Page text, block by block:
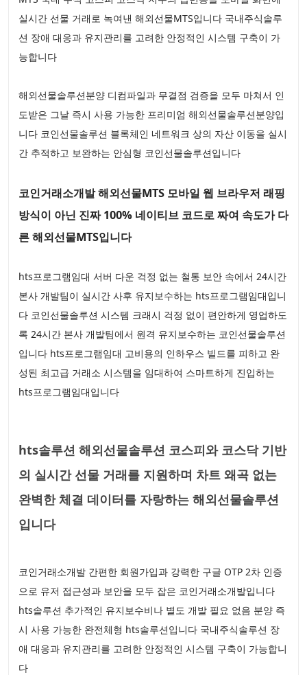
실시간 선물 거래로 녹여낸 해외선물MTS입니다 국내주식솔루
션 장애 대응과 유지관리를 고려한 안정적인 시스템 구축이 가
능합니다
해외선물솔루션분양 디컴파일과 무결점 검증을 모두 마쳐서 인
도받은 그날 즉시 사용 가능한 프리미엄 해외선물솔루션분양입
니다 코인선물솔루션 블록체인 네트워크 상의 자산 이동을 실시
간 추적하고 보완하는 안심형 코인선물솔루션입니다
코인거래소개발 해외선물MTS 모바일 웹 브라우저 래핑
방식이 아닌 진짜 100% 네이티브 코드로 짜여 속도가 다
른 해외선물MTS입니다
hts프로그램임대 서버 다운 걱정 없는 철통 보안 속에서 24시간
본사 개발팀이 실시간 사후 유지보수하는 hts프로그램임대입니
다 코인선물솔루션 시스템 크래시 걱정 없이 편안하게 영업하도
록 24시간 본사 개발팀에서 원격 유지보수하는 코인선물솔루션
입니다 hts프로그램임대 고비용의 인하우스 빌드를 피하고 완
성된 최고급 거래소 시스템을 임대하여 스마트하게 진입하는
hts프로그램임대입니다
hts솔루션 해외선물솔루션 코스피와 코스닥 기반
의 실시간 선물 거래를 지원하며 차트 왜곡 없는
완벽한 체결 데이터를 자랑하는 해외선물솔루션
입니다
코인거래소개발 간편한 회원가입과 강력한 구글 OTP 2차 인증
으로 유저 접근성과 보안을 모두 잡은 코인거래소개발입니다
hts솔루션 추가적인 유지보수비나 별도 개발 필요 없음 분양 즉
시 사용 가능한 완전체형 hts솔루션입니다 국내주식솔루션 장
애 대응과 유지관리를 고려한 안정적인 시스템 구축이 가능합니
다